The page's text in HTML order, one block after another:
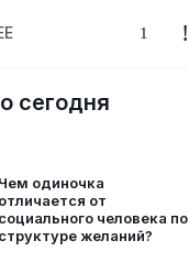
сегодня
Чем одиночка
отличается от
социального человека по
структуре желаний?